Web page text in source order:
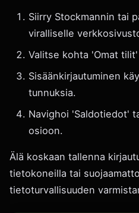
Siirry Stockmannin tai
viralliselle
Valitse kohta 'Omat
Sisäänkirjautuminen
tunnuksia.
Navighoi 'Saldotiedot'
osioon.
Älä koskaan tallenna
tietokoneilla tai
tietoturvallisuuden